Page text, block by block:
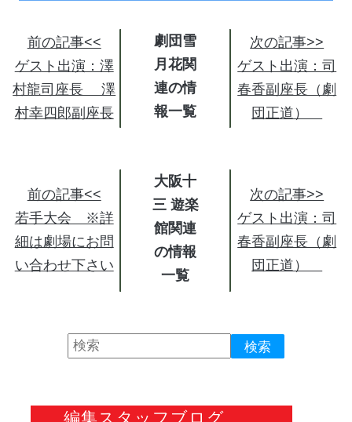
前の記事<<
ゲスト出演：澤
村龍司座長 澤
村幸四郎副座長
劇団雪
月花関
連の情
報
次の記事>>
ゲスト出演：司
春香副座長（劇
団正道）
前の記事<<
若手大会 ※詳
細は劇場にお問
い合わせ下さい
大阪十
三 遊楽
館関連
の情報
次の記事>>
ゲスト出演：司
春香副座長（劇
団正道）
編集スタッフブログ